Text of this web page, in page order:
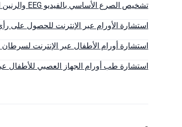
تشخيص الصرع الأساسي بالفيديو EEG والرنين المغناطيسي للدماغ — الترجمة مشمولة
استشارة الأورام عبر الإنترنت للحصول
استشارة أورام الأطفال عبر الإنترنت لسرطان
استشارة طب أورام الجهاز العصبي للأطفال